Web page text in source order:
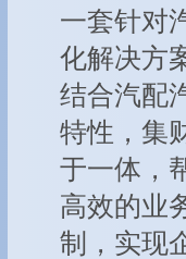
一套针对
化解决方
结合汽配
特性，集
于一体，
高效的业
制，实现